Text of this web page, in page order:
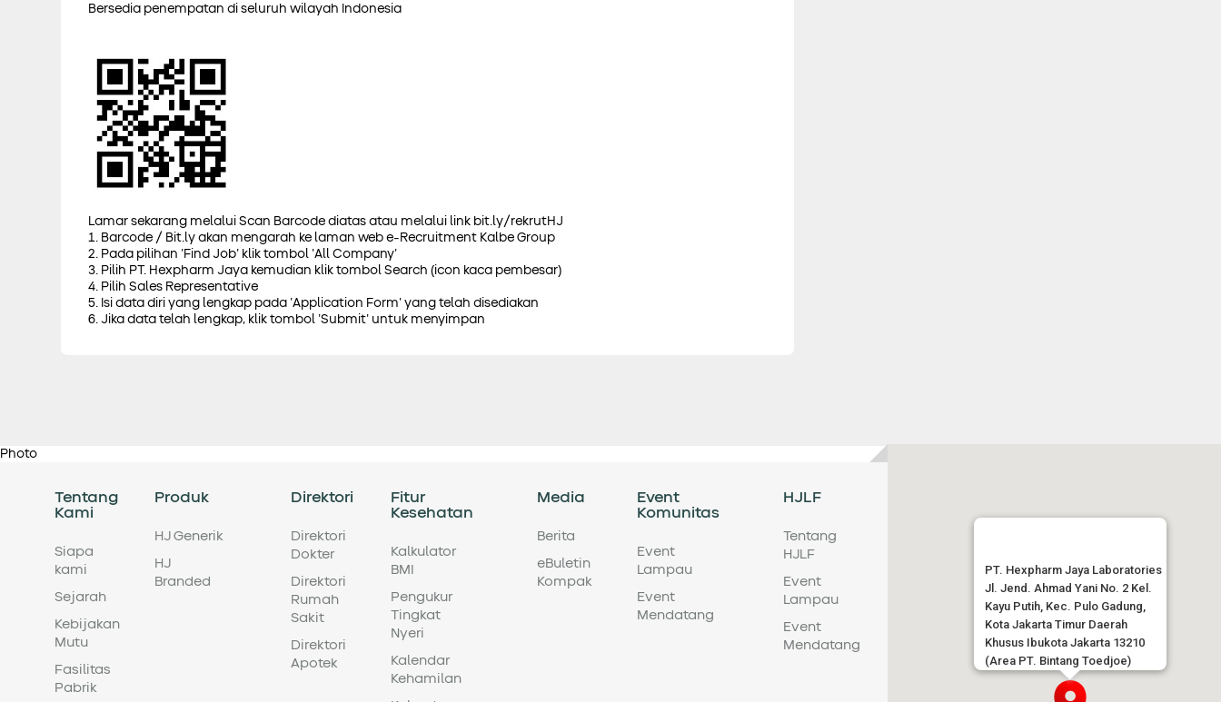
Bersedia penempatan di seluruh wilayah Indonesia
Lamar sekarang melalui Scan Barcode diatas atau melalui link bit.ly/rekrutHJ
1. Barcode / Bit.ly akan mengarah ke laman web e-Recruitment Kalbe Group
2. Pada pilihan 'Find Job' klik tombol 'All Company'
3. Pilih PT. Hexpharm Jaya kemudian klik tombol Search (icon kaca pembesar)
4. Pilih Sales Representative
5. Isi data diri yang lengkap pada 'Application Form' yang telah disediakan
6. Jika data telah lengkap, klik tombol 'Submit' untuk menyimpan
Photo
Tentang
Kami
Siapa
kami
Sejarah
Kebijakan
Mutu
Fasilitas
Pabrik
Produk
HJ Generik
HJ
Branded
Direktori
Direktori
Dokter
Direktori
Rumah
Sakit
Direktori
Apotek
Fitur
Kesehatan
Kalkulator
BMI
Pengukur
Tingkat
Nyeri
Kalendar
Kehamilan
Media
Berita
eBuletin
Kompak
Event
Komunitas
Event
Lampau
Event
Mendatang
HJLF
Tentang
HJLF
Event
Lampau
Event
Mendatang
PT. Hexpharm Jaya Laboratories
Jl. Jend. Ahmad Yani No. 2 Kel.
Kayu Putih, Kec. Pulo Gadung,
Kota Jakarta Timur Daerah
Khusus Ibukota Jakarta 13210
(Area PT. Bintang Toedjoe)